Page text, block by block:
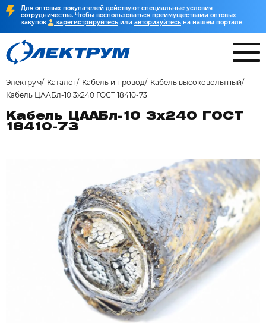
Для оптовых покупателей действуют специальные условия
сотрудничества. Чтобы воспользоваться преимуществами оптовых
закупок
зарегистрируйтесь или авторизуйтесь на нашем портале
Электрум Каталог Кабель и провод
Кабель высоковольтный
Кабель ЦААБл-10 3х240 ГОСТ 18410-73
Кабель ЦААБл-10 3х240 ГОСТ
18410-73